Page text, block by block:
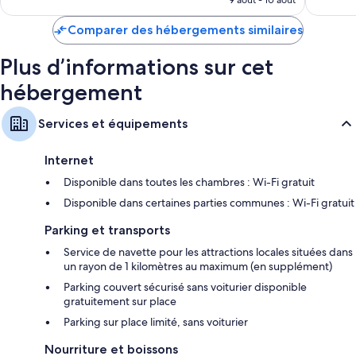
Salle de bains avec douche à « effet pluie » et articles de toilette
écologiques
Télévision LCD 42 pouces avec chaînes par câble
Lits bébé gratuits, bouilloire électrique et service de ménage
quotidien
de
Comparer des hébergements similaires
Plus d’informations sur cet
hébergement
Services et équipements
Internet
Disponible dans toutes les chambres : Wi-Fi gratuit
Disponible dans certaines parties communes : Wi-Fi gratuit
Parking et transports
Service de navette pour les attractions locales situées dans
un rayon de 1 kilomètres au maximum (en supplément)
Parking couvert sécurisé sans voiturier disponible
gratuitement sur place
Parking sur place limité, sans voiturier
Nourriture et boissons